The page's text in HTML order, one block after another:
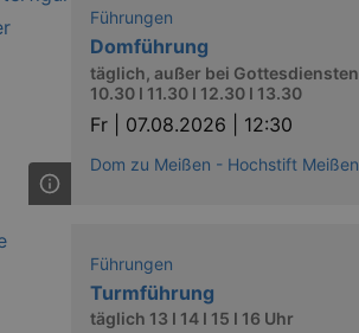
Führungen
Domführung
täglich, außer bei Gottesdiensten
10.30 I 11.30 I 12.30 I 13.30
Fr | 07.08.2026 | 12:30
Dom zu Meißen - Hochstift Meißen
Führungen
Turmführung
täglich 13 I 14 I 15 I 16 Uhr
Cross-Site Request Forgery
used analytics service. This
a randomly
in each page request
and campaign data for the
after 2 years, although